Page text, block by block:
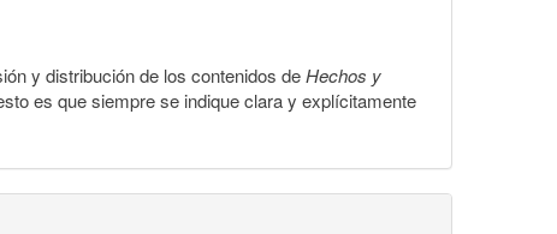
y distribución de los contenidos deHechos y
es que siempre se indique clara y explícitamente